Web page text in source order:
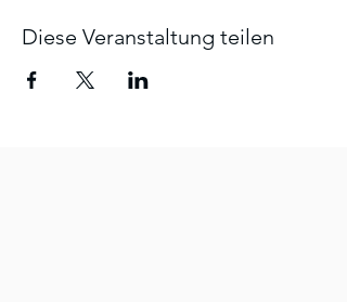
Diese Veranstaltung teilen